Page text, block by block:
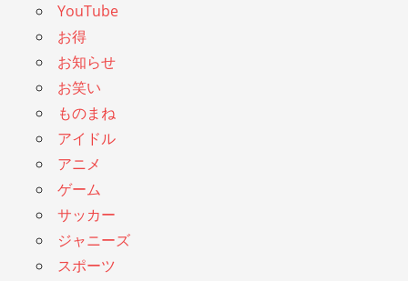
YouTube
お得
お知らせ
お笑い
ものまね
アイドル
アニメ
ゲーム
サッカー
ジャニーズ
スポーツ